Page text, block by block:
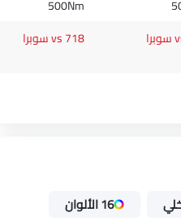
500Nm
718 vs سوبرا
16 الألوان